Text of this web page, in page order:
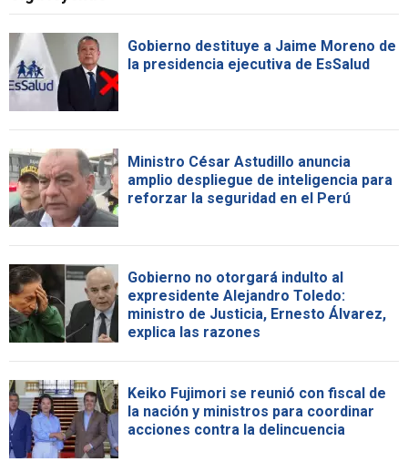
Gobierno destituye a Jaime Moreno de
la presidencia ejecutiva de EsSalud
Ministro César Astudillo anuncia
amplio despliegue de inteligencia para
reforzar la seguridad en el Perú
Gobierno no otorgará indulto al
expresidente Alejandro Toledo:
ministro de Justicia, Ernesto Álvarez,
explica las razones
Keiko Fujimori se reunió con fiscal de
la nación y ministros para coordinar
acciones contra la delincuencia